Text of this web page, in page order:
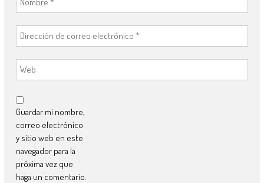
Guardar mi nombre,
correo electrónico
y sitio web en este
navegador para la
próxima vez que
haga un comentario.